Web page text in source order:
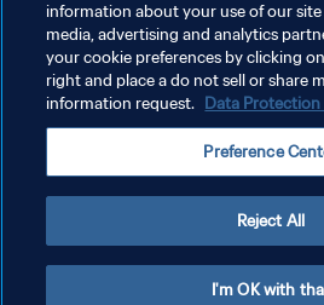
PRIVACY POLICY
GESTISCI LE TUE PREFERENZE PER I
Copyright © 1994 - 2026 FIFA. Tutti i diritti riservati.
information about your use of our
media, advertising and analytics
your cookie preferences by clicking
right and place a do not sell or share
information request. Data Protection
Preference
Reject All
I'm OK with